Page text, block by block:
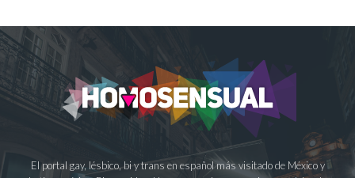
El portal gay, lésbico, bi y trans en español más visitado de México y